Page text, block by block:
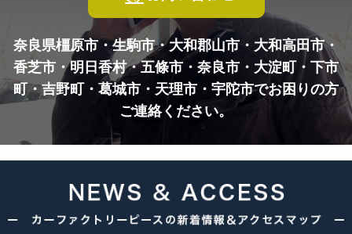
奈良県橿原市・生駒市・大和郡山市・大和高田市・
香芝市・明日香村・五條市・奈良市・ 大淀町・下市
町・吉野町・葛城市・天理市・宇陀市でお困りの方
ご連絡ください。